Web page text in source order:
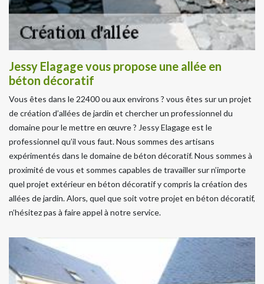
Jessy Elagage vous propose une allée en
béton décoratif
Vous êtes dans le 22400 ou aux environs ? vous êtes sur un projet
de création d’allées de jardin et chercher un professionnel du
domaine pour le mettre en œuvre ? Jessy Elagage est le
professionnel qu’il vous faut. Nous sommes des artisans
expérimentés dans le domaine de béton décoratif. Nous sommes à
proximité de vous et sommes capables de travailler sur n’importe
quel projet extérieur en béton décoratif y compris la création des
allées de jardin. Alors, quel que soit votre projet en béton décoratif,
n’hésitez pas à faire appel à notre service.